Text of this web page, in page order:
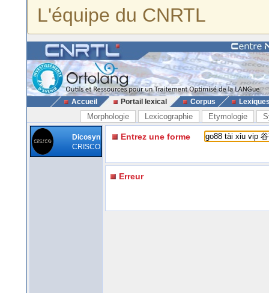
L'équipe du CNRTL
Accueil Portail lexical Corpus
Morphologie Lexicographie Etymologie
Dicosyn
CRISCO
Entrez une forme
Erreur